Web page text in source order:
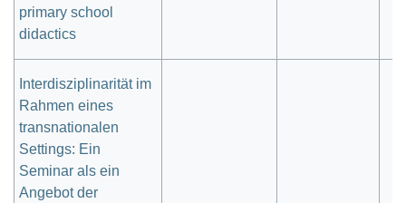
primary school
didactics
Interdisziplinarität im
Rahmen eines
transnationalen
Settings: Ein
Seminar als ein
Angebot der